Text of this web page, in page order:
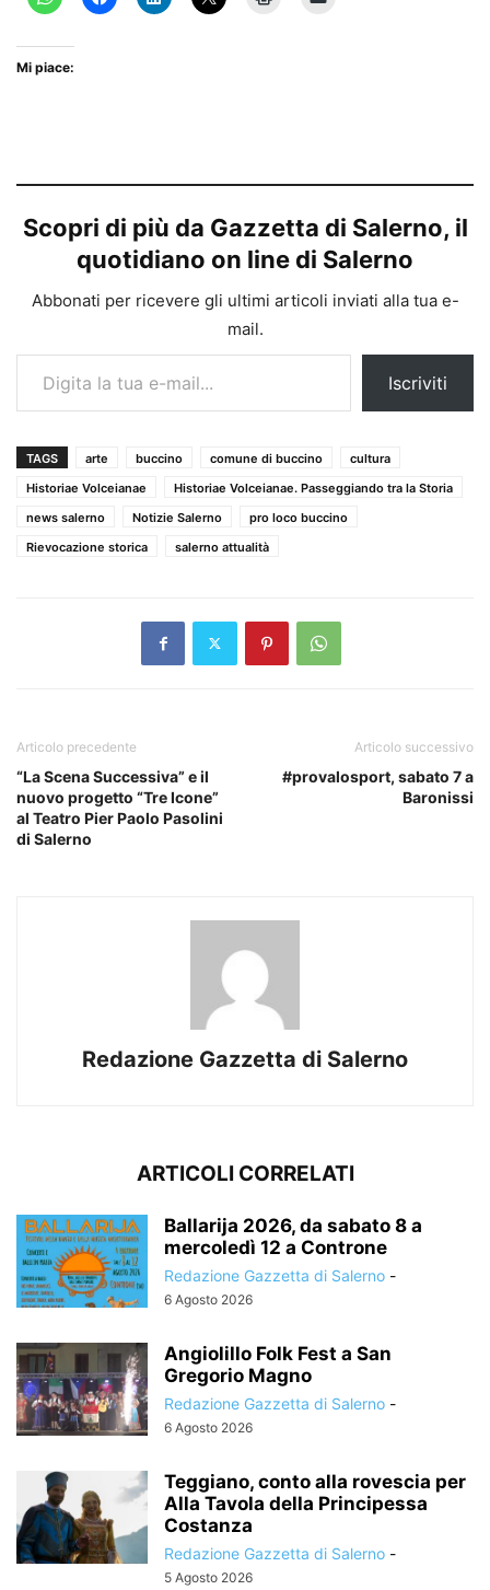
Mi piace:
Scopri di più da Gazzetta di Salerno, il
quotidiano on line di Salerno
Abbonati per ricevere gli ultimi articoli inviati alla tua e-
mail.
Digita la tua e-mail...
Iscriviti
TAGS arte buccino comune di buccino
cultura
Historiae Volceianae
Historiae Volceianae. Passeggiando tra la Storia
news salerno
Notizie Salerno
pro loco buccino
Rievocazione storica
salerno attualità
Articolo precedente
“La Scena Successiva” e il
nuovo progetto “Tre Icone”
al Teatro Pier Paolo Pasolini
di Salerno
Articolo successivo
#provalosport, sabato 7 a
Baronissi
Redazione Gazzetta di Salerno
ARTICOLI CORRELATI
Ballarija 2026, da sabato 8 a
mercoledì 12 a Controne
Redazione Gazzetta di Salerno -
6 Agosto 2026
Angiolillo Folk Fest a San
Gregorio Magno
Redazione Gazzetta di Salerno -
6 Agosto 2026
Teggiano, conto alla rovescia per
Alla Tavola della Principessa
Costanza
Redazione Gazzetta di Salerno -
5 Agosto 2026